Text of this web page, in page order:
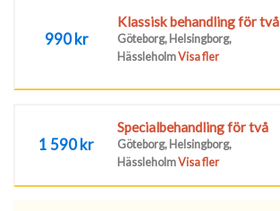
990 kr
Klassisk behandling för två
Göteborg, Helsingborg,
HässleholmVisa fler
1 590 kr
Specialbehandling för två
Göteborg, Helsingborg,
HässleholmVisa fler